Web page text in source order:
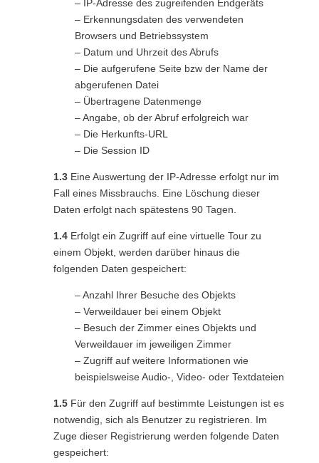
– IP-Adresse des zugreifenden Endgeräts
– Erkennungsdaten des verwendeten
Browsers und Betriebssystem
– Datum und Uhrzeit des Abrufs
– Die aufgerufene Seite bzw der Name der
abgerufenen Datei
– Übertragene Datenmenge
– Angabe, ob der Abruf erfolgreich war
– Die Herkunfts-URL
– Die Session ID
1.3 Eine Auswertung der IP-Adresse erfolgt nur im
Fall eines Missbrauchs. Eine Löschung dieser
Daten erfolgt nach spätestens 90 Tagen.
1.4Erfolgt ein Zugriff auf eine virtuelle Tour zu
einem Objekt, werden darüber hinaus die
folgenden Daten gespeichert:
– Anzahl Ihrer Besuche des Objekts
– Verweildauer bei einem Objekt
– Besuch der Zimmer eines Objekts und
Verweildauer im jeweiligen Zimmer
– Zugriff auf weitere Informationen wie
beispielsweise Audio-, Video- oder Textdateien
1.5Für den Zugriff auf bestimmte Leistungen ist es
notwendig, sich als Benutzer zu registrieren. Im
Zuge dieser Registrierung werden folgende Daten
gespeichert: